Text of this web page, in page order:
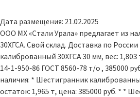
Дата размещения: 21.02.2025
ООО МХ «Стали Урала» предлагает из
30ХГСА. Свой склад. Доставка по
калиброванный 30ХГСА 30 мм, вес:
14-1-950-86 ГОСТ 8560-78 т/о , 385000
наличия: * Шестигранник
остаток: 1,965 т, цена: 385000 руб. * *